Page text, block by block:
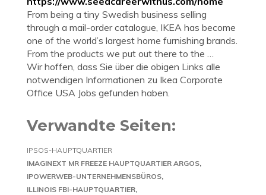
From being a tiny Swedish business selling
through a mail-order catalogue, IKEA has become
one of the world’s largest home furnishing brands.
From the products we put out there to the …
Wir hoffen, dass Sie über die obigen Links alle
notwendigen Informationen zu Ikea Corporate
Office USA Jobs gefunden haben.
Verwandte Seiten:
IPSOS-HAUPTQUARTIER
IMAGINEXT MR FREEZE HAUPTQUARTIER ARGOS
IPOWERWEB-UNTERNEHMENSBÜROS
ILLINOIS FBI-HAUPTQUARTIER